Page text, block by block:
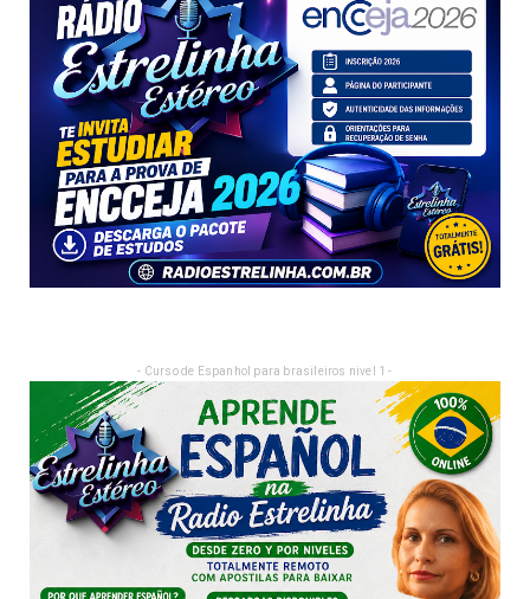
- Curso de Espanhol para brasileiros nivel 1 -